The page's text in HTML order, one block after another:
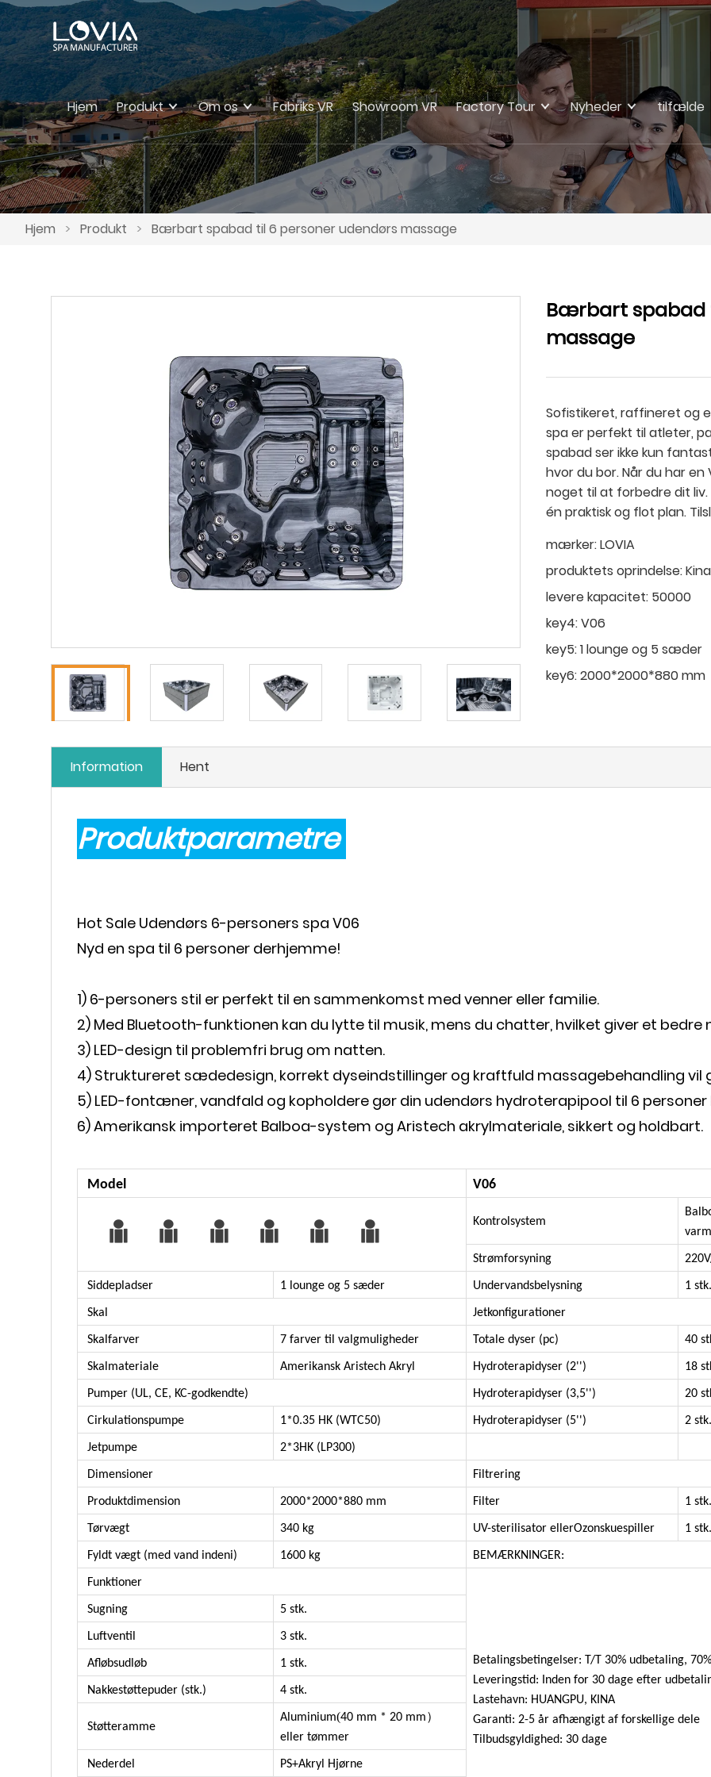
Hjem Produkt Om os Fabriks VR Showroom VR Factory Tour Nyheder tilfælde
Hjem > Produkt > Bærbart spabad til 6 personer udendørs massage
Bærbart spabad
massage
Sofistikeret, raffineret og
spa er perfekt til atleter,
spabad ser ikke kun
hvor du bor. Når du har
noget til at forbedre dit
én praktisk og flot plan.
mærker:LOVIA
produktets oprindelse:Kina
levere kapacitet: 50000
key4:V06
key5:1 lounge og 5 sæder
key6:2000*2000*880 mm
Information Hent
Produktparametre
Hot Sale Udendørs 6-personers spa V06
Nyd en spa til 6 personer derhjemme!
1) 6-personers stil er perfekt til en sammenkomst med venner eller familie.
2) Med Bluetooth-funktionen kan du lytte til musik, mens du chatter, hvilket giver et bedre
3) LED-design til problemfri brug om natten.
4) Struktureret sædedesign, korrekt dyseindstillinger og kraftfuld massagebehandling vil
5) LED-fontæner, vandfald og kopholdere gør din udendørs hydroterapipool til 6 personer
6) Amerikansk importeret Balboa-system og Aristech akrylmateriale, sikkert og holdbart.
Model V06
Kontrolsystem
Strømforsyning
Siddepladser 1 lounge og 5 sæder Undervandsbelysning 1 stk.
Skal Jetkonfigurationer
Skalfarver 7 farver til valgmuligheder Totale dyser (pc) 40
Skalmateriale Amerikansk Aristech Akryl Hydroterapidyser (2'') 18
Pumper (UL, CE, KC-godkendte) Hydroterapidyser (3,5'') 20
Cirkulationspumpe 1*0.35 HK (WTC50) Hydroterapidyser (5'') 2 stk.
Jetpumpe 2*3HK (LP300)
Dimensioner Filtrering
Produktdimension 2000*2000*880 mm Filter 1
Tørvægt 340 kg UV-sterilisator ellerOzonskuespiller 1 stk.
Fyldt vægt (med vand indeni) 1600 kg BEMÆRKNINGER:
Funktioner
Betalingsbetingelser: T/T 30% udbetaling,
Leveringstid: Inden for 30 dage efter
Lastehavn: HUANGPU, KINA
Garanti: 2-5 år afhængigt af forskellige dele
Tilbudsgyldighed: 30
Sugning 5 stk.
Luftventil 3 stk.
Afløbsudløb 1 stk.
Nakkestøttepuder (stk.) 4 stk.
Støtteramme
Aluminium(40 mm * 20 mm）
eller tømmer
Nederdel PS+Akryl Hjørne